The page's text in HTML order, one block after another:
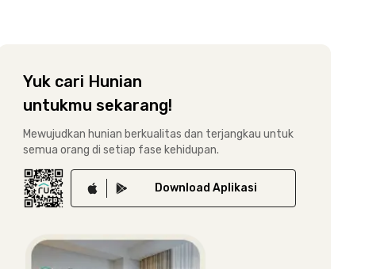
Yuk cari Hunian
untukmu sekarang!
Mewujudkan hunian berkualitas dan terjangkau untuk
semua orang di setiap fase kehidupan.
Download Aplikasi